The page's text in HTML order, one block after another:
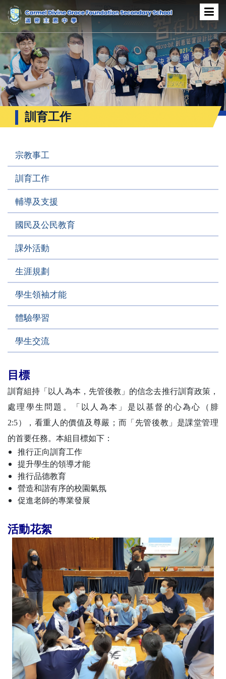
訓育工作
宗教事工
訓育工作
輔導及支援
國民及公民教育
課外活動
生涯規劃
學生領袖才能
體驗學習
學生交流
目標
訓育組持「以人為本，先管後教」的信念去推行訓育政策，
處理學生問題。「以人為本」是以基督的心為心（腓
2:5），看重人的價值及尊嚴；而「先管後教」是課堂管理
的首要任務。本組目標如下：
推行正向訓育工作
提升學生的領導才能
推行品德教育
營造和諧有序的校園氣氛
促進老師的專業發展
活動花絮